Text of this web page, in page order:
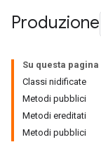
Produzione
Su questa pagina
Classi nidificate
Metodi pubblici
Metodi ereditati
Metodi pubblici